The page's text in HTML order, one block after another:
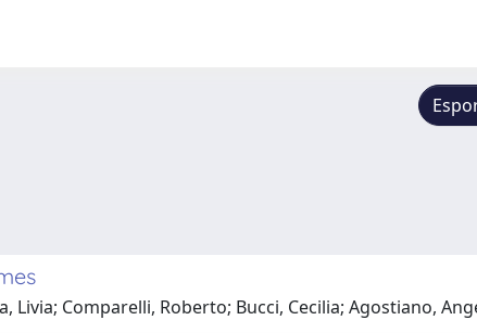
Comparelli, Roberto; Bucci, Cecilia; Agostiano,